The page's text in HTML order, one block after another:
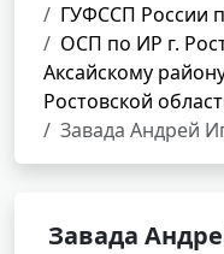
ГУФССП России
ОСП по ИР г.
Аксайскому
Ростовской
Завада Андрей
Завада